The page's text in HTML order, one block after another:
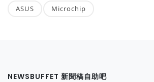
ASUS Microchip
NEWSBUFFET 新聞稿自助吧